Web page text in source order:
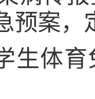
预案，
生体